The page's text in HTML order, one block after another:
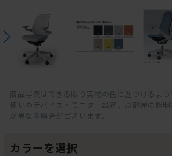
商品写真はできる限り実物の色に近づけるよ
使いのデバイス・モニター設定、お部屋の照
が異なる場合がございます。
カラーを選択